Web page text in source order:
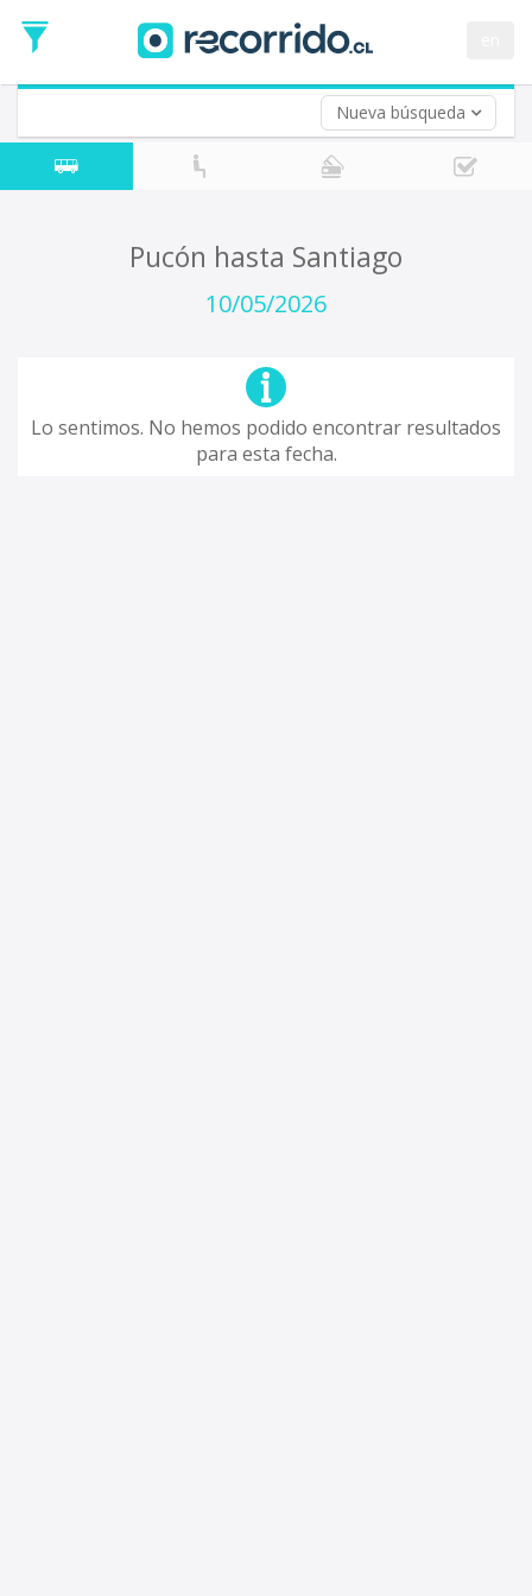
Nueva búsqueda
de
Ida
Vuelta (opcional)
Fecha
de
Pucón hasta Santiago
10/05/2026
Lo sentimos. No hemos podido encontrar resultados
para esta fecha.